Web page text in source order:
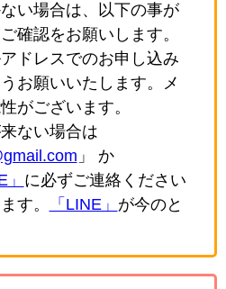
い場合は、以下の事が
確認をお願いします。
ドレスでのお申し込み
お願いいたします。メ
がございます。
ない場合は
」 か
に必ずご連絡ください
す。
「LINE」 が今のと